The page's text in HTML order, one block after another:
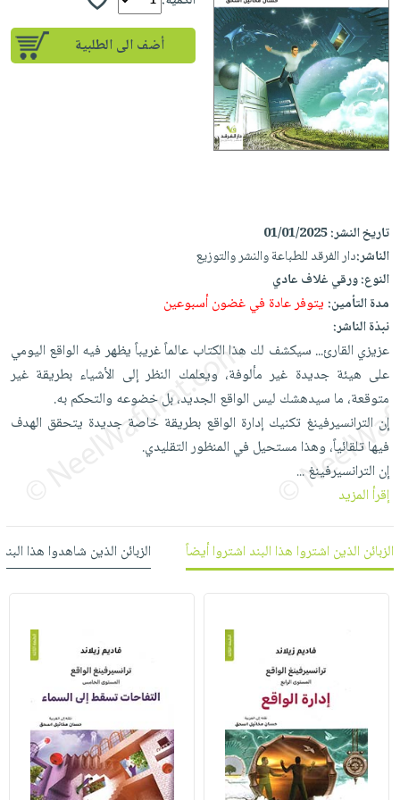
Ai
إختيارات
كتب
أكاديمية
صندوق
القراءة
بلا
حدود
أسئلة
يتكرر
طرحها
تحميل
Android
تحميل
iKitab
على
Apple
أسئلة
يتكرر
طرحها
تحميل
masmu3
على
على
Apple
المواضيع
الأكثر
مبيعاً
وسائل
تعليمية
صندوق
تعليمية
الصحة
والعناية
الشخصية
جديد
العناية
الشخصية
العناية
وتصفيف
الشعر
العناية
بالجسم
العناية
بالأسنان
الحمية
والتغذية
والسفرة
جديد
الكل
أواني
الطهي
أدوات
الخبز
أدوات
المائدة
الأوعية
والتخزين
أدوات
المطبخ
متجر
الهدايا
أقسام
الأكثر
مبيعاً
العودة
للمدارس
اكسسوارات
منزلية
مطرزات
حقائب
حلي
عناية
بالذات
شحن
مجاني
بنود
مختارة
اشتراكات
كل
الاشتراكات
صندوق
بحث
متقدم
الشركة
سياسة
الشركة
لائحة
الأمنيات
أضف الى الطلبية
تاريخ النشر:01/01/2025
الناشر:دار الفرقد للطباعة والنشر والتوزيع
النوع:ورقي غلاف عادي
مدة التأمين:يتوفر عادة في غضون أسبوعين
نبذة الناشر:
عزيزي القارئ... سيكشف لك هذا الكتاب عالماً غريباً يظهر فيه الواقع اليومي
على هيئة جديدة غير مألوفة، ويعلمك النظر إلى الأشياء بطريقة غير
متوقعة، ما سيدهشك ليس الواقع الجديد، بل خضوعه والتحكم به.
إن الترانسيرفينغ تكنيك إدارة الواقع بطريقة خاصة جديدة يتحقق الهدف
فيها تلقائياً، وهذا مستحيل في المنظور التقليدي.
إن الترانسيرفينغ...
إقرأ المزيد
الزبائن الذين اشتروا هذا البند اشتروا أيضاً الزبائن الذين شاهدوا هذا